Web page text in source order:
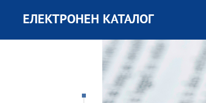
ЕЛЕКТРОНЕН КАТАЛОГ